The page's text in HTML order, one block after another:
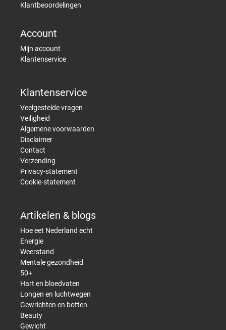
Klantbeoordelingen
Account
Mijn account
Klantenservice
Klantenservice
Veelgestelde vragen
Veiligheid
Algemene voorwaarden
Disclaimer
Contact
Verzending
Privacy-statement
Cookie-statement
Artikelen & blogs
Hoe eet Nederland echt
Energie
Weerstand
Mentale gezondheid
50+
Hart en bloedvaten
Longen en luchtwegen
Gewrichten en botten
Beauty
Gewicht